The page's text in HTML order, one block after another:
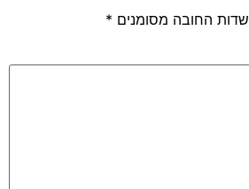
שדות החובה מסומנים *